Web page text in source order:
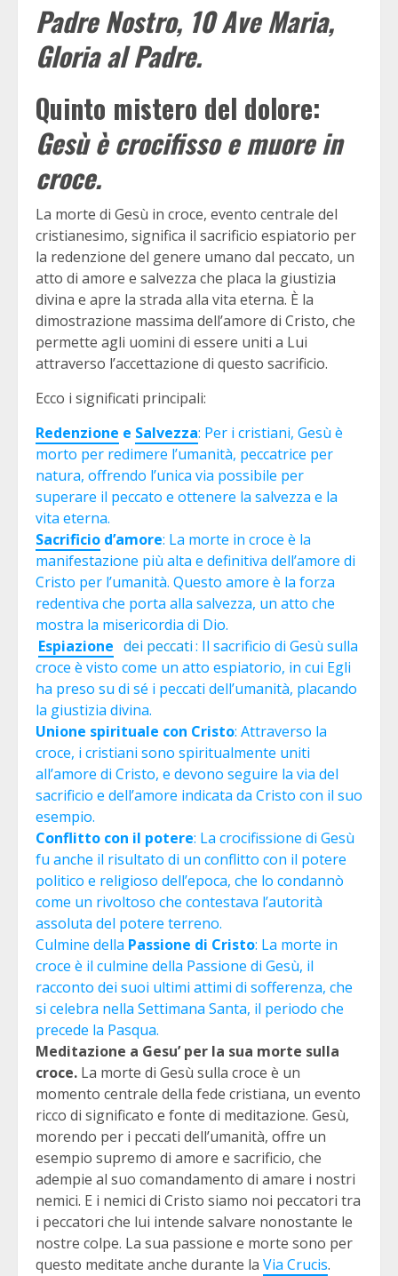
Padre Nostro, 10 Ave Maria,
Gloria al Padre.
Quinto mistero del dolore:
Gesù è crocifisso e muore in
croce.
La morte di Gesù in croce, evento centrale del
cristianesimo, significa il sacrificio espiatorio per
la redenzione del genere umano dal peccato, un
atto di amore e salvezza che placa la giustizia
divina e apre la strada alla vita eterna. È la
dimostrazione massima dell’amore di Cristo, che
permette agli uomini di essere uniti a Lui
attraverso l’accettazione di questo sacrificio.
Ecco i significati principali:
Redenzione e Salvezza: Per i cristiani, Gesù è
morto per redimere l’umanità, peccatrice per
natura, offrendo l’unica via possibile per
superare il peccato e ottenere la salvezza e la
vita eterna.
Sacrificio d’amore: La morte in croce è la
manifestazione più alta e definitiva dell’amore di
Cristo per l’umanità. Questo amore è la forza
redentiva che porta alla salvezza, un atto che
mostra la misericordia di Dio.
Espiazione dei peccati: Il sacrificio di Gesù sulla
croce è visto come un atto espiatorio, in cui Egli
ha preso su di sé i peccati dell’umanità, placando
la giustizia divina.
Unione spirituale con Cristo: Attraverso la
croce, i cristiani sono spiritualmente uniti
all’amore di Cristo, e devono seguire la via del
sacrificio e dell’amore indicata da Cristo con il suo
esempio.
Conflitto con il potere: La crocifissione di Gesù
fu anche il risultato di un conflitto con il potere
politico e religioso dell’epoca, che lo condannò
come un rivoltoso che contestava l’autorità
assoluta del potere terreno.
Culmine della Passione di Cristo: La morte in
croce è il culmine della Passione di Gesù, il
racconto dei suoi ultimi attimi di sofferenza, che
si celebra nella Settimana Santa, il periodo che
precede la Pasqua.
Meditazione a Gesu’ per la sua morte sulla
croce. La morte di Gesù sulla croce è un
momento centrale della fede cristiana, un evento
ricco di significato e fonte di meditazione. Gesù,
morendo per i peccati dell’umanità, offre un
esempio supremo di amore e sacrificio, che
adempie al suo comandamento di amare i nostri
nemici. E i nemici di Cristo siamo noi peccatori tra
i peccatori che lui intende salvare nonostante le
nostre colpe. La sua passione e morte sono per
questo meditate anche durante la Via Crucis.